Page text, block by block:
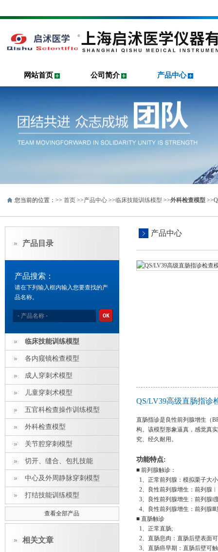
网站首页 公司简介 产品中心
您当前的位置：>> 首页 >>产品中心 >>临床技能训练模型 >>外科检查模型
产品中心
QS/LV39高级直肠指诊
直肠指诊是良性前列腺增生（
构。该模型形象逼真，感觉真
究、经久耐用。
功能特点:
■ 前列腺触诊：
1、正常前列腺：模拟栗子大
2、良性前列腺增生：前列腺
3、良性前列腺增生：前列腺‖
4、良性前列腺增生：前列腺
■ 直肠触诊
1、正常直肠;
2、直肠息肉：直肠后壁表面
3、直肠癌早期：直肠后壁可
产品目录
产品搜索：
请在下列输入框内输入您要查找的产
品名称。
临床技能训练模型
各内窥镜检查模型
成人穿刺术模型
儿童穿刺术模型
五官科检查操作训练模型
外科检查模型
关节腔穿刺模型
切开、缝合、包扎技能
中心及外周静脉穿刺模型
打结技能训练模型
查看全部产品
相关文章